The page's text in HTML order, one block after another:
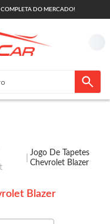
DO MERCADO!
Jogo De Tapetes
Chevrolet Blazer
Blazer